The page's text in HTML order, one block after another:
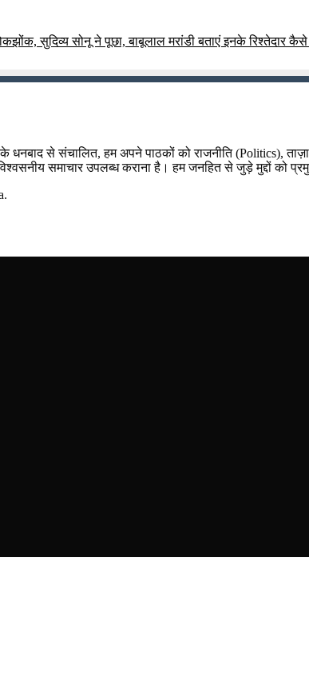
सुदिव्य सोनू ने पूछा, बाबूलाल मरांडी बताएं इनके रिश्तेदार
से संचालित, हम अपने पाठकों को राजनीति (Politics),
विश्वसनीय समाचार उपलब्ध कराना है। हम जनहित से जुड़े मुद्दों को